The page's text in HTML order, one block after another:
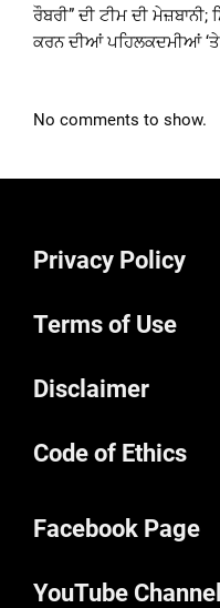
ਰੌਬਰੀ” ਦੀ ਟੀਮ ਦੀ
ਕਰਨ ਦੀਆਂ ਪਹਿਲਕਦਮੀਆਂ ‘ਤੇ
No comments to show.
Privacy Policy
Terms of Use
Disclaimer
Code of Ethics
Facebook Page
YouTube Channel